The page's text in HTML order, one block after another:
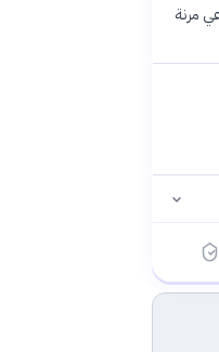
مرنة